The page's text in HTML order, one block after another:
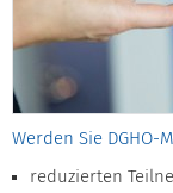
Werden Sie DGHO-
reduzierten